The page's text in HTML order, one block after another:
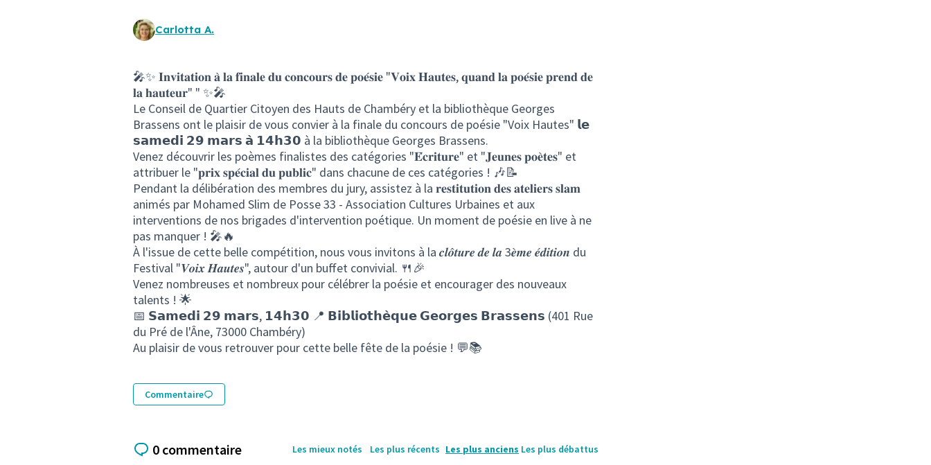
Carlotta A.
🎤✨ 𝐈𝐧𝐯𝐢𝐭𝐚𝐭𝐢𝐨𝐧 𝐚̀ 𝐥𝐚 𝐟𝐢𝐧𝐚𝐥𝐞 𝐝𝐮 𝐜𝐨𝐧𝐜𝐨𝐮𝐫𝐬 𝐝𝐞 𝐩𝐨𝐞́𝐬𝐢𝐞 "𝐕𝐨𝐢𝐱 𝐇𝐚𝐮𝐭𝐞𝐬, 𝐪𝐮𝐚𝐧𝐝 𝐥𝐚 𝐩𝐨𝐞́𝐬𝐢𝐞 𝐩𝐫𝐞𝐧𝐝 𝐝𝐞
𝐥𝐚 𝐡𝐚𝐮𝐭𝐞𝐮𝐫" " ✨🎤
Le Conseil de Quartier Citoyen des Hauts de Chambéry et la bibliothèque Georges
Brassens ont le plaisir de vous convier à la finale du concours de poésie "Voix Hautes" 𝗹𝗲
𝘀𝗮𝗺𝗲𝗱𝗶 𝟮𝟵 𝗺𝗮𝗿𝘀 𝗮̀ 𝟭𝟰𝗵𝟯𝟬 à la bibliothèque Georges Brassens.
Venez découvrir les poèmes finalistes des catégories "𝐄́𝐜𝐫𝐢𝐭𝐮𝐫𝐞" et "𝐉𝐞𝐮𝐧𝐞𝐬 𝐩𝐨𝐞̀𝐭𝐞𝐬" et
attribuer le "𝐩𝐫𝐢𝐱 𝐬𝐩𝐞́𝐜𝐢𝐚𝐥 𝐝𝐮 𝐩𝐮𝐛𝐥𝐢𝐜" dans chacune de ces catégories ! 🎶📝
Pendant la délibération des membres du jury, assistez à la 𝐫𝐞𝐬𝐭𝐢𝐭𝐮𝐭𝐢𝐨𝐧 𝐝𝐞𝐬 𝐚𝐭𝐞𝐥𝐢𝐞𝐫𝐬 𝐬𝐥𝐚𝐦
animés par Mohamed Slim de Posse 33 - Association Cultures Urbaines et aux
interventions de nos brigades d'intervention poétique. Un moment de poésie en live à ne
pas manquer ! 🎤🔥
À l'issue de cette belle compétition, nous vous invitons à la 𝒄𝒍𝒐̂𝒕𝒖𝒓𝒆 𝒅𝒆 𝒍𝒂 3𝒆̀𝒎𝒆 𝒆́𝒅𝒊𝒕𝒊𝒐𝒏 du
Festival "𝑽𝒐𝒊𝒙 𝑯𝒂𝒖𝒕𝒆𝒔", autour d'un buffet convivial. 🍴🎉
Venez nombreuses et nombreux pour célébrer la poésie et encourager des nouveaux
talents ! 🌟
📅 𝗦𝗮𝗺𝗲𝗱𝗶 𝟮𝟵 𝗺𝗮𝗿𝘀, 𝟭𝟰𝗵𝟯𝟬 📍 𝗕𝗶𝗯𝗹𝗶𝗼𝘁𝗵𝗲̀𝗾𝘂𝗲 𝗚𝗲𝗼𝗿𝗴𝗲𝘀 𝗕𝗿𝗮𝘀𝘀𝗲𝗻𝘀 (401 Rue
du Pré de l'Âne, 73000 Chambéry)
Au plaisir de vous retrouver pour cette belle fête de la poésie ! 💬📚
Commentaire
0 commentaire Les mieux notés Les plus récents Les plus anciens Les plus débattus